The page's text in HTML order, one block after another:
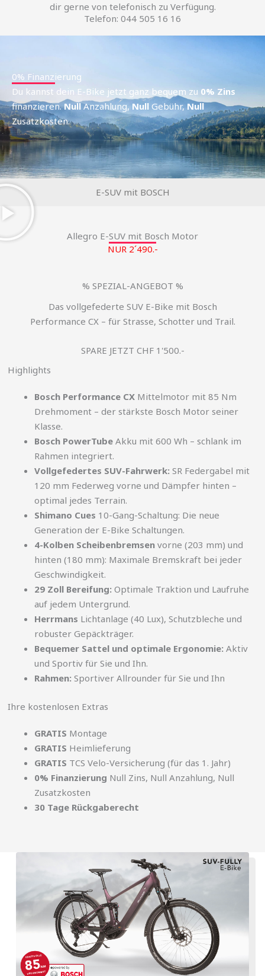
dir gerne von telefonisch zu Verfügung.
Telefon: 044 505 16 16
0% Finanzierung
Du kannst dein E-Bike jetzt ganz bequem zu 0% Zins
finanzieren.NullAnzahlung, Null Gebühr,Null
Zusatzkosten.
E-SUV mit BOSCH
Allegro E-SUV mit Bosch Motor
NUR 2´490.-
% SPEZIAL-ANGEBOT %
Das vollgefederte SUV E-Bike mit Bosch
Performance CX – für Strasse, Schotter und Trail.
SPARE JETZT CHF 1'500.-
Highlights
Bosch Performance CX Mittelmotor mit 85 Nm
Drehmoment – der stärkste Bosch Motor seiner
Klasse.
Bosch PowerTube Akku mit 600 Wh – schlank im
Rahmen integriert.
Vollgefedertes SUV-Fahrwerk: SR Federgabel mit
120 mm Federweg vorne und Dämpfer hinten –
optimal jedes Terrain.
Shimano Cues 10-Gang-Schaltung: Die neue
Generation der E-Bike Schaltungen.
4-Kolben Scheibenbremsen vorne (203 mm) und
hinten (180 mm): Maximale Bremskraft bei jeder
Geschwindigkeit.
29 Zoll Bereifung: Optimale Traktion und Laufruhe
auf jedem Untergrund.
Herrmans Lichtanlage (40 Lux), Schutzbleche und
robuster Gepäckträger.
Bequemer Sattel und optimale Ergonomie: Aktiv
und Sportiv für Sie und Ihn.
Rahmen: Sportiver Allrounder für Sie und Ihn
Ihre kostenlosen Extras
GRATIS Montage
GRATIS Heimlieferung
GRATIS TCS Velo-Versicherung (für das 1. Jahr)
0% Finanzierung Null Zins, Null Anzahlung, Null
Zusatzkosten
30 Tage Rückgaberecht